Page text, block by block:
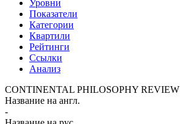
Уровни
Показатели
Категории
Квартили
Рейтинги
Ссылки
Анализ
CONTINENTAL PHILOSOPHY REVIEW
Название на англ.
-